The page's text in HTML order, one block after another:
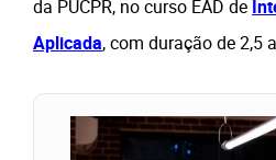
da PUCPR, no curso EAD de
Aplicada, com duração de 2,5